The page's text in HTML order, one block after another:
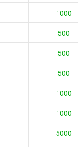
1000
500
500
500
1000
1000
5000